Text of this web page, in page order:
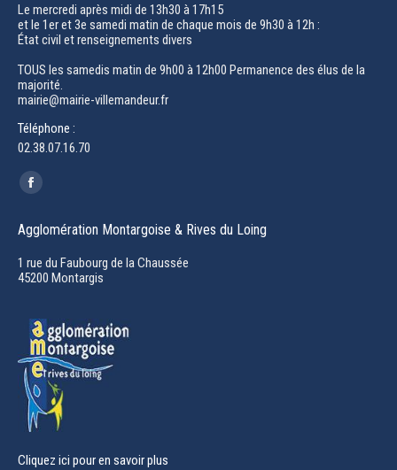
Le mercredi après midi de 13h30 à 17h15
et le 1er et 3e samedi matin de chaque mois de 9h30 à 12h :
État civil et renseignements divers
TOUS les samedis matin de 9h00 à 12h00 Permanence des élus de la
majorité.
mairie@mairie-villemandeur.fr
Téléphone :
02.38.07.16.70
Trouvez nous sur :
Facebook
opens
in
new
Agglomération Montargoise & Rives du Loing
1 rue du Faubourg de la Chaussée
45200 Montargis
Cliquez ici pour en savoir plus